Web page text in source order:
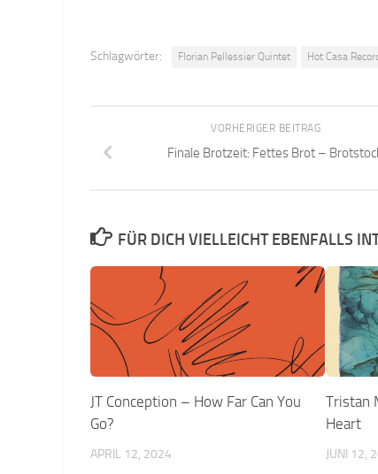
Schlagwörter: Florian Pellessier Quintet Hot Casa
VORHERIGER BEITRAG
Finale Brotzeit: Fettes Brot –
FÜR DICH VIELLEICHT EBENFALLS
JT Conception – How Far Can You
Go?
APRIL 12, 2024
Tristan
Heart
JUNI 12,